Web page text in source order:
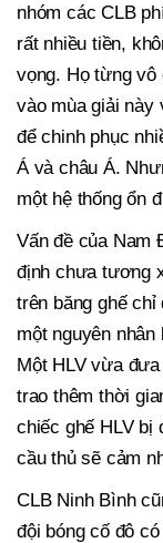
nhóm các CLB
rất nhiều tiền,
vọng. Họ từng vô
vào mùa giải
để chinh phục
Á và châu Á.
một hệ thống ổn
Vấn đề của Nam
định chưa tương
trên băng ghế
một nguyên
Một HLV vừa
trao thêm thời
chiếc ghế HLV bị
cầu thủ sẽ cảm
CLB Ninh Bình
đội bóng cố đô